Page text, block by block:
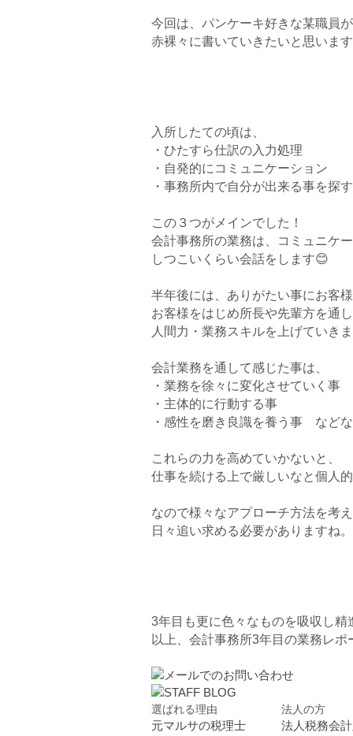
今回は、パンケーキ好きな某職員
赤裸々に書いていきたいと思いま
入所したての頃は、
・ひたすら仕訳の入力処理
・自発的にコミュニケーション
・事務所内で自分が出来る事を探す
この３つがメインでした！
会計事務所の業務は、コミュニケ
しつこいくらい会話をします😊
半年後には、ありがたい事にお客
お客様をはじめ所長や先輩方を通
人間力・業務スキルを上げていき
会計業務を通して感じた事は、
・業務を徐々に変化させていく事
・主体的に行動する事
・感性を磨き良識を養う事 など
これらの力を高めていかないと、
仕事を続ける上で厳しいなと個人
なので様々なアプローチ方法を考
日々追い求める必要がありますね。
3年目も更に色々なものを吸収し
以上、会計事務所3年目の業務レポ
選ばれる理由
元マルサの税理士
法人の方
法人税務会